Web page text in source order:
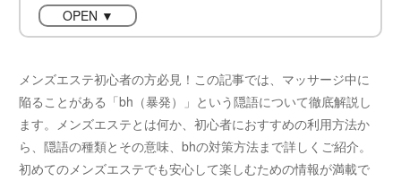
OPEN ▼
メンズエステ初心者の方必見！この記事では、マッサージ中に
陥ることがある「bh（暴発）」という隠語について徹底解説し
ます。メンズエステとは何か、初心者におすすめの利用方法か
ら、隠語の種類とその意味、bhの対策方法まで詳しくご紹介。
初めてのメンズエステでも安心して楽しむための情報が満載で